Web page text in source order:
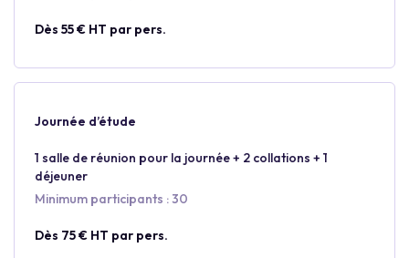
Dès 55 € HT par pers.
Journée d’étude
1 salle de réunion pour la journée + 2 collations + 1
déjeuner
Minimum participants : 30
Dès 75 € HT par pers.